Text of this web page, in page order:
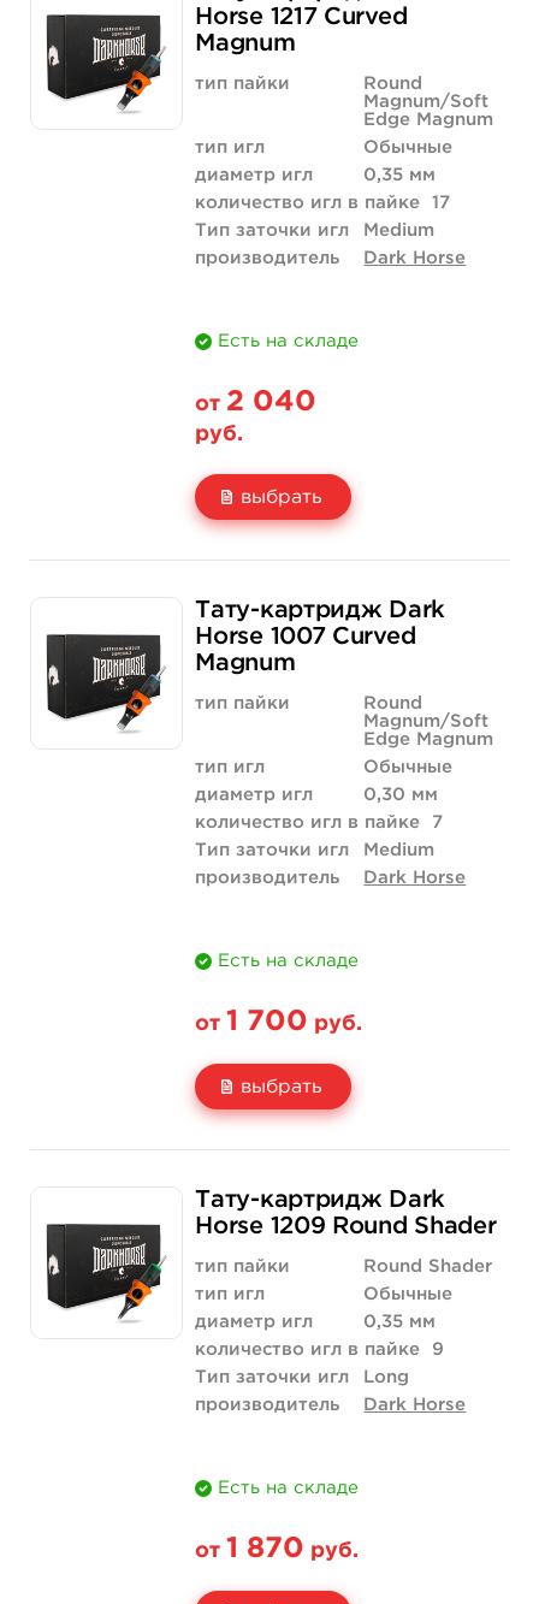
Количество
1 870 руб.
купить
Horse 1217 Curved
Magnum
тип пайки
Round
Magnum/Soft
Edge Magnum
тип игл
Обычные
диаметр игл
0,35 мм
количество игл в пайке
17
Тип заточки игл
Medium
производитель
Dark Horse
Есть на складе
от 2 040
руб.
выбрать
Количество
2 040 руб.
купить
Тату-картридж Dark
Horse 1007 Curved
Magnum
тип пайки
Round
Magnum/Soft
Edge Magnum
тип игл
Обычные
диаметр игл
0,30 мм
количество игл в пайке
7
Тип заточки игл
Medium
производитель
Dark Horse
Есть на складе
от 1 700 руб.
выбрать
Количество
1 700 руб.
купить
Тату-картридж Dark
Horse 1209 Round Shader
тип пайки
Round Shader
тип игл
Обычные
диаметр игл
0,35 мм
количество игл в пайке
9
Тип заточки игл
Long
производитель
Dark Horse
Есть на складе
от 1 870 руб.